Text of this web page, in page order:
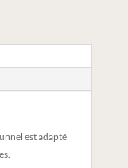
est adapté